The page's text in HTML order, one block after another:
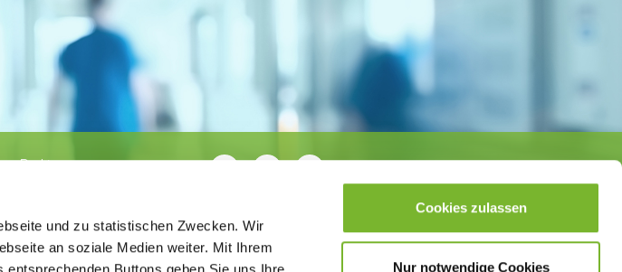
und zu statistischen Zwecken. Wir
an soziale Medien weiter. Mit Ihrem
Cookies zulassen
Nur notwendige Cookies
Rechts